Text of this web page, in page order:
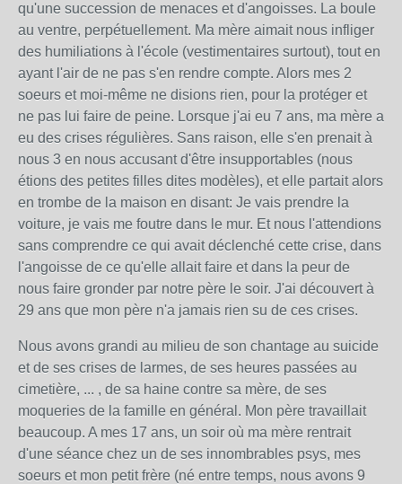
qu'une succession de menaces et d'angoisses. La boule
au ventre, perpétuellement. Ma mère aimait nous infliger
des humiliations à l'école (vestimentaires surtout), tout en
ayant l'air de ne pas s'en rendre compte. Alors mes 2
soeurs et moi-même ne disions rien, pour la protéger et
ne pas lui faire de peine. Lorsque j'ai eu 7 ans, ma mère a
eu des crises régulières. Sans raison, elle s'en prenait à
nous 3 en nous accusant d'être insupportables (nous
étions des petites filles dites modèles), et elle partait alors
en trombe de la maison en disant: Je vais prendre la
voiture, je vais me foutre dans le mur. Et nous l'attendions
sans comprendre ce qui avait déclenché cette crise, dans
l'angoisse de ce qu'elle allait faire et dans la peur de
nous faire gronder par notre père le soir. J'ai découvert à
29 ans que mon père n'a jamais rien su de ces crises.
Nous avons grandi au milieu de son chantage au suicide
et de ses crises de larmes, de ses heures passées au
cimetière, ... , de sa haine contre sa mère, de ses
moqueries de la famille en général. Mon père travaillait
beaucoup. A mes 17 ans, un soir où ma mère rentrait
d'une séance chez un de ses innombrables psys, mes
soeurs et mon petit frère (né entre temps, nous avons 9